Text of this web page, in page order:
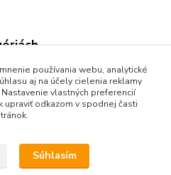
cookies.
používania webu, analytické
aj na účely cielenia reklamy
vlastných preferencií
odkazom v spodnej časti
Súhlasím